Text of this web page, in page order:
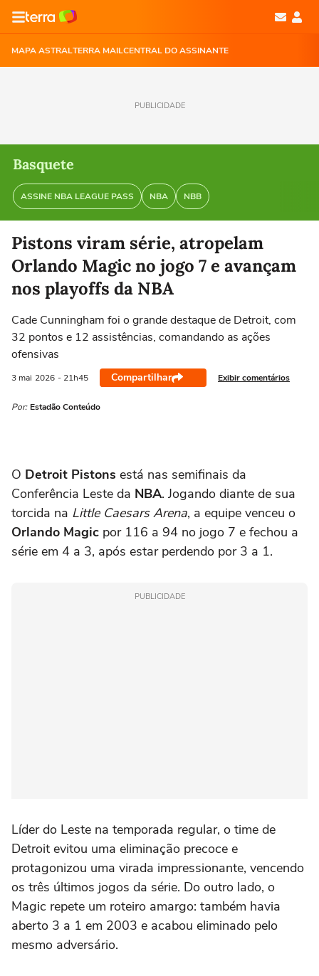
MAPA ASTRALTERRA MAILCENTRAL DO ASSINANTE
PUBLICIDADE
Basquete
ASSINE NBA LEAGUE PASS NBA NBB
Pistons viram série, atropelam
Orlando Magic no jogo 7 e avançam
nos playoffs da NBA
Cade Cunningham foi o grande destaque de Detroit, com
32 pontos e 12 assistências, comandando as ações
ofensivas
3 mai 2026 - 21h45 Compartilhar Exibir comentários
Por: Estadão Conteúdo
O Detroit Pistons está nas semifinais da
Conferência Leste da NBA. Jogando diante de sua
torcida na Little Caesars Arena, a equipe venceu o
Orlando Magic por 116 a 94 no jogo 7 e fechou a
série em 4 a 3, após estar perdendo por 3 a 1.
PUBLICIDADE
Líder do Leste na temporada regular, o time de
Detroit evitou uma eliminação precoce e
protagonizou uma virada impressionante, vencendo
os três últimos jogos da série. Do outro lado, o
Magic repete um roteiro amargo: também havia
aberto 3 a 1 em 2003 e acabou eliminado pelo
mesmo adversário.